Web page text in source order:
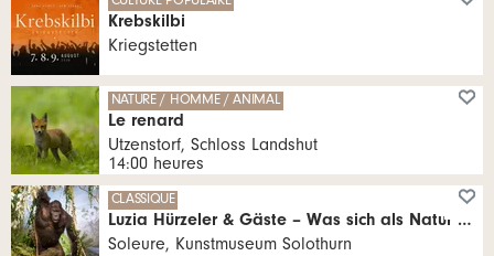
Krebskilbi
Kriegstetten
NATURE / HOMME / ANIMAL
Le renard
Utzenstorf, Schloss Landshut
14:00 heures
CLASSIQUE
Luzia Hürzeler & Gäste – Was sich als Natur zeigt
Soleure, Kunstmuseum Solothurn